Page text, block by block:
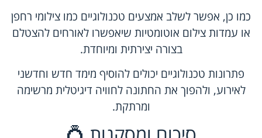
כמו כן, אפשר לשלב אמצעים טכנולוגיים כמו צילומי רחפן
או עמדות צילום אוטומטיות שיאפשרו לאורחים להצטלם
בצורה יצירתית ומיוחדת.
פתרונות טכנולוגיים יכולים להוסיף מימד חדש וחדשני
לאירוע, ולהפוך את החתונה לחוויה דיגיטלית מרשימה
ומרתקת.